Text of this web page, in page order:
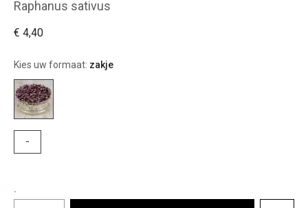
Raphanus sativus
€ 4,40
Kies uw formaat: zakje
-
.